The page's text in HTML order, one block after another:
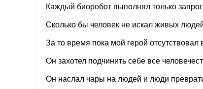
Каждый биоробот выполнял только
Сколько бы человек не искал живых
За то время пока мой герой
Он захотел подчинить себе все
Он наслал чары на людей и люди